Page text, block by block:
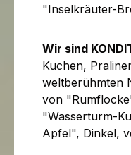
"Inselkräuter-
Wir sind
Kuchen,
weltberühmten
von
"Wasserturm-
Apfel", Dinkel,